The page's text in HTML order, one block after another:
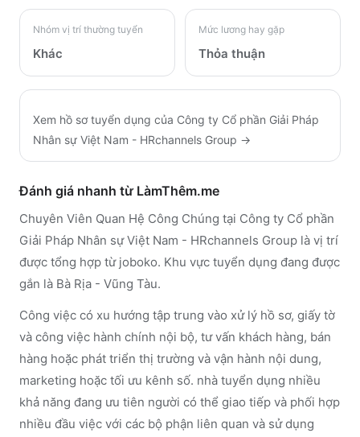
Nhóm vị trí thường tuyển
Khác
Mức lương hay gặp
Thỏa thuận
Xem hồ sơ tuyển dụng của Công ty Cổ phần Giải Pháp
Nhân sự Việt Nam - HRchannels Group →
Đánh giá nhanh từ LàmThêm.me
Chuyên Viên Quan Hệ Công Chúng tại Công ty Cổ phần
Giải Pháp Nhân sự Việt Nam - HRchannels Group là vị trí
được tổng hợp từ joboko. Khu vực tuyển dụng đang được
gắn là Bà Rịa - Vũng Tàu.
Công việc có xu hướng tập trung vào xử lý hồ sơ, giấy tờ
và công việc hành chính nội bộ, tư vấn khách hàng, bán
hàng hoặc phát triển thị trường và vận hành nội dung,
marketing hoặc tối ưu kênh số. nhà tuyển dụng nhiều
khả năng đang ưu tiên người có thể giao tiếp và phối hợp
nhiều đầu việc với các bộ phận liên quan và sử dụng